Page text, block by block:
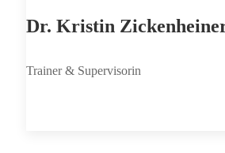
Dr. Kristin
Trainer & Supervisorin